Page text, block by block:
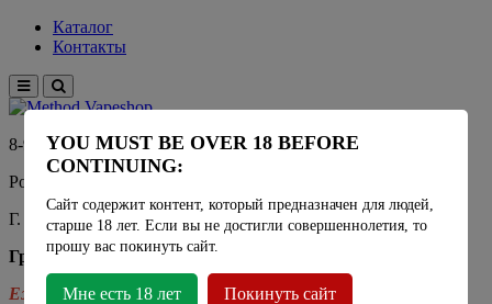
Каталог
Контакты
8-915-450-21-92
Розничный магазин Method Vapeshop
Г. Москва, улица Южнобутовская 36
График работы
Ежедневно - 11:00 - 21:00
YOU MUST BE OVER 18 BEFORE
CONTINUING:
Сайт содержит контент, который предназначен для людей,
старше 18 лет. Если вы не достигли совершеннолетия, то
прошу вас покинуть сайт.
Мне есть 18 лет Покинуть сайт